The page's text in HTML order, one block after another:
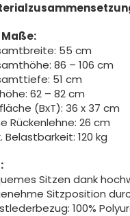
Maße:
55 cm
86 – 106 cm
51 cm
62 – 82 cm
(BxT): 36 x 37 cm
Rückenlehne: 26 cm
Belastbarkeit: 120 kg
Sitzen dank
Sitzposition
100%